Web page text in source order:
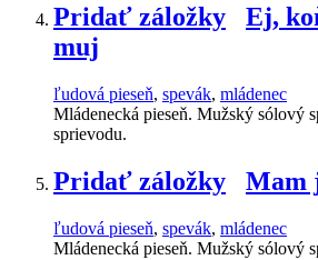
Pridať záložky
Ej,
muj
ľudová pieseň, spevák, mládenec
Mládenecká pieseň. Mužský sólový
sprievodu.
Pridať záložky Mam
ľudová pieseň, spevák, mládenec
Mládenecká pieseň. Mužský sólový